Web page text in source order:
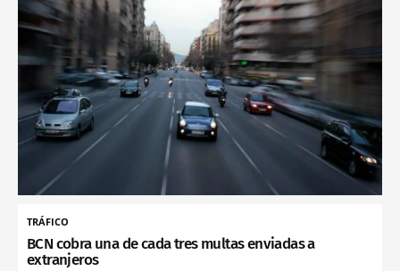
TRÁFICO
BCN cobra una de cada tres multas enviadas a
extranjeros